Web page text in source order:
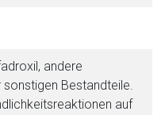
andere
Bestandteile.
auf